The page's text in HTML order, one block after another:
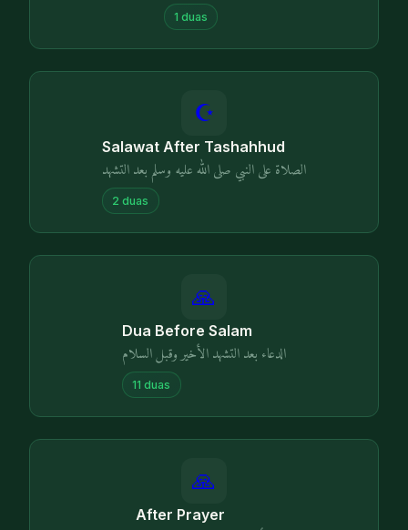
1 duas
☪️
Salawat After Tashahhud
الصلاة على النبي صلى الله عليه وسلم بعد التشهد
2 duas
🙏
Dua Before Salam
الدعاء بعد التشهد الأخير وقبل السلام
11 duas
🙏
After Prayer